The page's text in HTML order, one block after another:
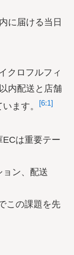
に届ける当日
クロフルフィ
内配送と店舗
ます。
[6:1]
ECは重要テー
ョン、配送
この課題を先